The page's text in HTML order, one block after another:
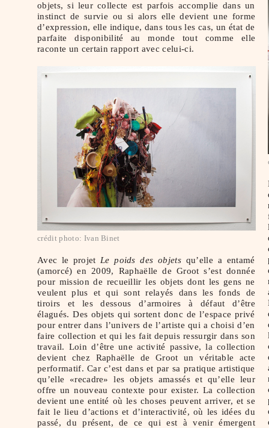
objets, si leur collecte est parfois accomplie dans un
instinct de survie ou si alors elle devient une forme
d’expression, elle indique, dans tous les cas, un état de
parfaite disponibilité au monde tout comme elle
raconte un certain rapport avec celui-ci.
crédit photo: Ivan Binet
Avec le projet Le poids des objets qu’elle a entamé
(amorcé) en 2009, Raphaëlle de Groot s’est donnée
pour mission de recueillir les objets dont les gens ne
veulent plus et qui sont relayés dans les fonds de
tiroirs et les dessous d’armoires à défaut d’être
élagués. Des objets qui sortent donc de l’espace privé
pour entrer dans l’univers de l’artiste qui a choisi d’en
faire collection et qui les fait depuis ressurgir dans son
travail. Loin d’être une activité passive, la collection
devient chez Raphaëlle de Groot un véritable acte
performatif. Car c’est dans et par sa pratique artistique
qu’elle «recadre» les objets amassés et qu’elle leur
offre un nouveau contexte pour exister. La collection
devient une entité où les choses peuvent arriver, et se
fait le lieu d’actions et d’interactivité, où les idées du
passé, du présent, de ce qui est à venir émergent